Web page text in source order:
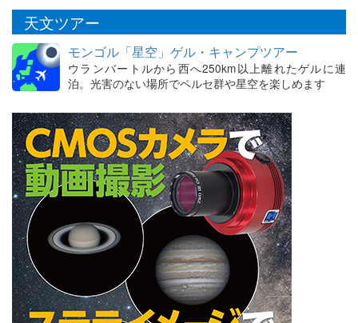
天文ツアー
モンゴル「星空」ゲル・キャンプツアー
ウランバートルから西へ250km以上離れたゲルに連
泊。光害のない場所でペルセ群や星空を楽しめます